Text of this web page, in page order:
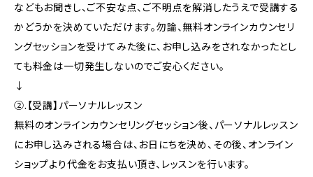
などもお聞きし、ご不安な点、ご不明点を解消したうえで受講する
かどうかを決めていただけます。勿論、無料オンラインカウンセリ
ングセッションを受けてみた後に、お申し込みをされなかったとし
ても料金は一切発生しないのでご安心ください。
↓
②.【受講】パーソナルレッスン
無料のオンラインカウンセリングセッション後、パーソナルレッスン
にお申し込みされる場合は、お日にちを決め、その後、オンライン
ショップより代金をお支払い頂き、レッスンを行います。